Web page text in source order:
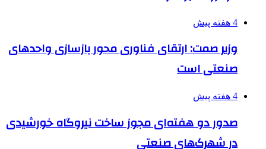
4 هفته پیش
وزیر صمت: ارتقای فناوری محور بازسازی واحدهای
صنعتی است
4 هفته پیش
صدور دو هفته‌ای مجوز ساخت نیروگاه خورشیدی
در شهرک‌های صنعتی